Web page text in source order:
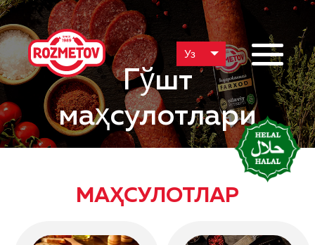
Уз
Гўшт
маҳсулотлари
МАҲСУЛОТЛАР